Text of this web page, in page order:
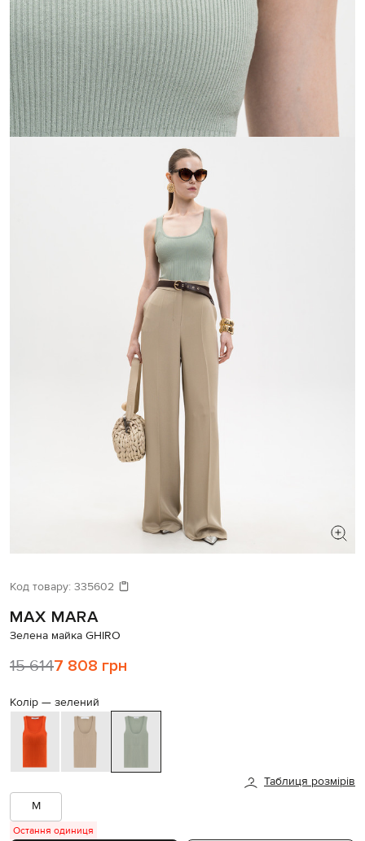
Давайте підберемо щось ще
Схожі товари
Код товару: 335602
MAX MARA
Зелена майка GHIRO
15 6147 808 грн
Колір — зелений
Таблиця розмірів
M
Остання одиниця